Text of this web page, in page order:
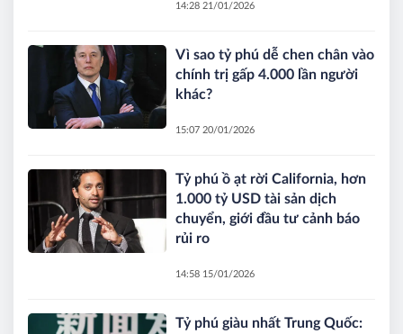
14:28 21/01/2026
Vì sao tỷ phú dễ chen chân vào
chính trị gấp 4.000 lần người
khác?
15:07 20/01/2026
Tỷ phú ồ ạt rời California, hơn
1.000 tỷ USD tài sản dịch
chuyển, giới đầu tư cảnh báo
rủi ro
14:58 15/01/2026
Tỷ phú giàu nhất Trung Quốc: